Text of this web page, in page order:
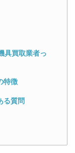
具買取業者っ
特徴
る質問